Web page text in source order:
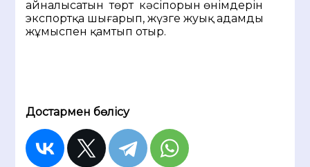
айналысатын төрт кәсіпорын өнімдерін
экспортқа шығарып, жүзге жуық адамды
жұмыспен қамтып отыр.
Достармен бөлісу